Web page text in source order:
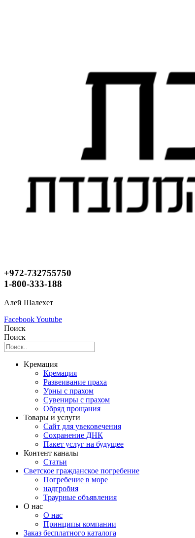
+972-732755750
1-800-333-188
Алей Шалехет
FacebookYoutube
Поиск
Поиск
Kремация
Кремация
Развеивание праха
Урны с прахом
Сувениры с прахом
Обряд прощания
Товары и услуги
Сайт для увековечения
Сохранение ДНК
Пакет услуг на будущее
Контент каналы
Статьи
Светское гражданское погребение
Погребение в море
надгробия
Траурные объявления
О нас
О нас
Принципы компании
Заказ бесплатного каталога